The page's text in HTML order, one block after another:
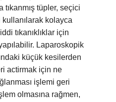
tıkanmış tüpler, seçici
kolayca
tıkanıklıklar için
Laparoskopik
küçük kesilerden
actirmak için ne
işlemi geri
olmasına rağmen,